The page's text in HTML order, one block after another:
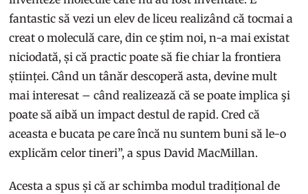
fantastic să vezi un elev de liceu realizând că tocmai a
creat o moleculă care, din ce ştim noi, n-a mai existat
niciodată, și că practic poate să fie chiar la frontiera
științei. Când un tânăr descoperă asta, devine mult
mai interesat – când realizează că se poate implica şi
poate să aibă un impact destul de rapid. Cred că
aceasta e bucata pe care încă nu suntem buni să le-o
explicăm celor tineri”, a spus David MacMillan.
Acesta a spus și că ar schimba modul tradițional de